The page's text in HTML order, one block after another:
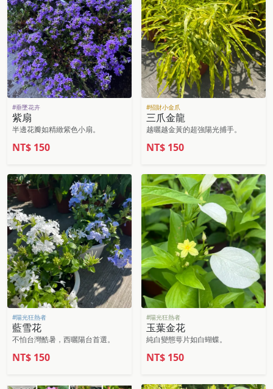
#垂墜花卉
紫扇
半邊花瓣如精緻紫色小扇。
NT$ 150
#招財小金爪
三爪金龍
越曬越金黃的超強陽光捕手。
NT$ 150
#陽光狂熱者
藍雪花
不怕台灣酷暑，西曬陽台首選。
NT$ 150
#陽光狂熱者
玉葉金花
純白變態萼片如白蝴蝶。
NT$ 150